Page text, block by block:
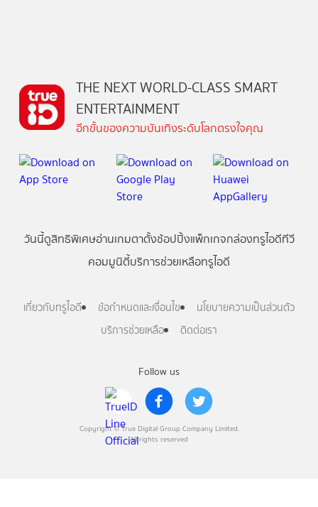
Follow us
Copyright © True Digital Group Company Limited.
All rights reserved
THE NEXT WORLD-CLASS SMART
ENTERTAINMENT
อีกขั้นของความบันเทิงระดับโลกตรงใจคุณ
วันนี้ดูสิทธิพิเศษอ่านเกมตาตั้งช้อปปิ้งแพ็กเกจกล่องทรูไอดีทีวี
คอมมูนิตี้บริการช่วยเหลือทรูไอดี
เกี่ยวกับทรูไอดี ข้อกำหนดและเงื่อนไข
นโยบายความเป็นส่วนตัว
บริการช่วยเหลือ
ติดต่อเรา